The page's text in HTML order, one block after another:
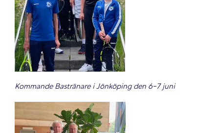
Kommande Bastränare i Jönköping den 6-7 juni